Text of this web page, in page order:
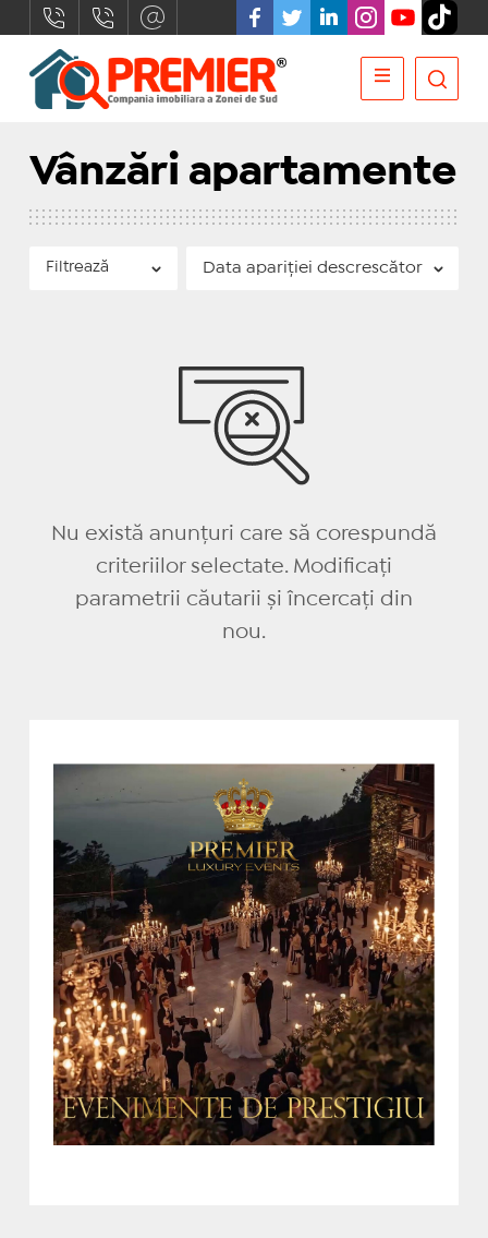
Vânzări apartamente
Filtrează
Nu există anunțuri care să corespundă
criteriilor selectate. Modificați
parametrii căutarii și încercați din
nou.